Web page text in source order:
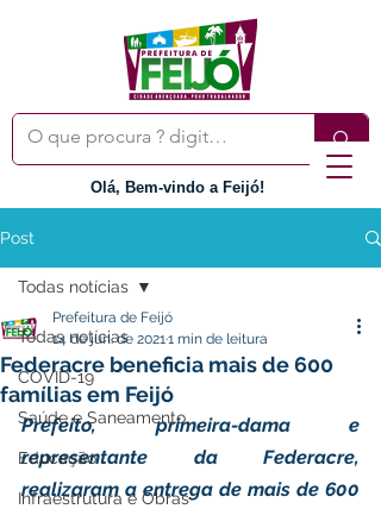
Olá, Bem-vindo a Feijó!
Post
Todas notícias
COVID-19
Saúde e Saneamento
Educação
Infraestrutura e Obras
Todas notícias
Federacre beneficia mais de 600
famílias em Feijó
Prefeitura de Feijó
14 de jun. de 20211 min de leitura
Prefeito, primeira-dama e
representante da Federacre,
realizaram a entrega de mais de 600